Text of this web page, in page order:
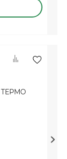
ТЕРМО